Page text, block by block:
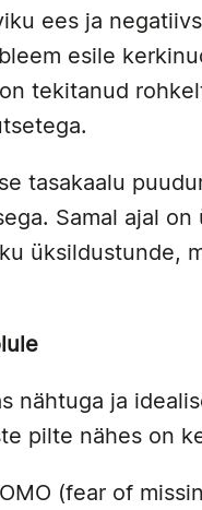
ees ja
esile
tekitanud
tasakaalu
Samal ajal
üksildustunde,
nähtuga ja
pilte nähes on
(fear of